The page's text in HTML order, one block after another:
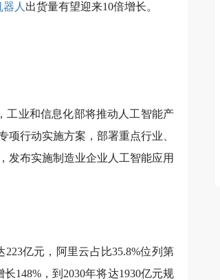
器人 出货量有望迎来10倍增长。
工业和信息化部将推动人工智能产
项行动实施方案，部署重点行业、
发布实施制造业企业人工智能应用
亿元，阿里云占比35.8%位列第
148%，到2030年将达1930亿元规